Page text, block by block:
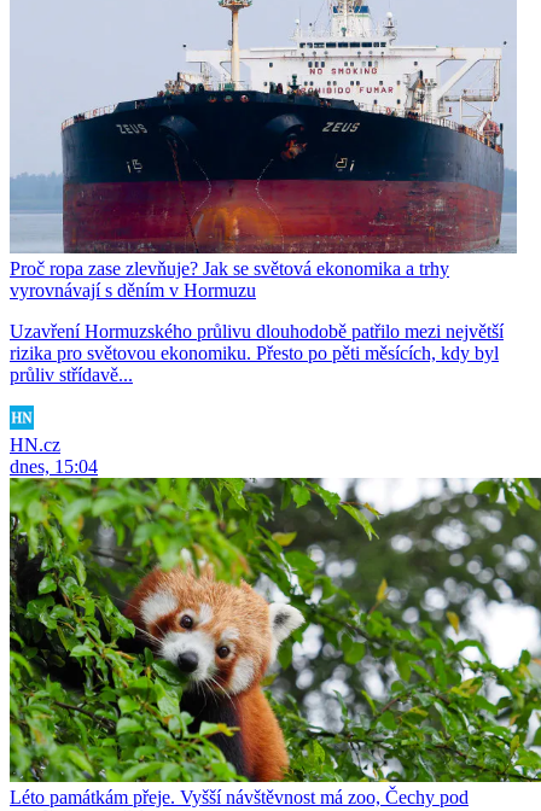
Proč ropa zase zlevňuje? Jak se světová ekonomika a trhy
vyrovnávají s děním v Hormuzu
Uzavření Hormuzského průlivu dlouhodobě patřilo mezi největší
rizika pro světovou ekonomiku. Přesto po pěti měsících, kdy byl
průliv střídavě...
HN.cz
dnes, 15:04
Léto památkám přeje. Vyšší návštěvnost má zoo, Čechy pod